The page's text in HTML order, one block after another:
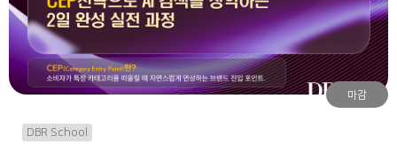
마감
DBR School